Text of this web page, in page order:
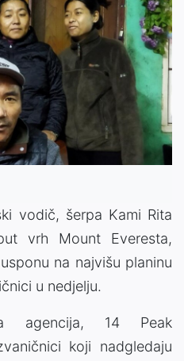
vodič, šerpa Kami Rita
vrh Mount Everesta,
na najvišu planinu
u nedjelju.
agencija, 14 Peak
koji nadgledaju